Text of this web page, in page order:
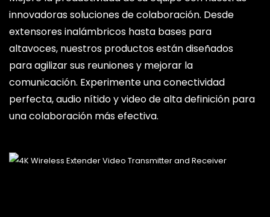
innovadoras soluciones de colaboración. Desde
extensores inalámbricos hasta bases para
altavoces, nuestros productos están diseñados
para agilizar sus reuniones y mejorar la
comunicación. Experimente una conectividad
perfecta, audio nítido y video de alta definición para
una colaboración más efectiva.